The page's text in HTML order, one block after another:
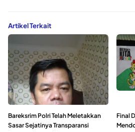
Artikel Terkait
Bareksrim Polri Telah Meletakkan
Sasar Sejatinya Transparansi
Final